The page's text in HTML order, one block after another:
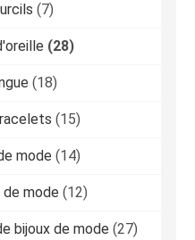
(7)
(28)
(18)
(15)
mode (14)
de mode (12)
bijoux de mode (27)